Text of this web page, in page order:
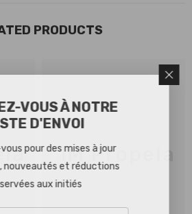
PRODUCTS
HM Propela
VOUS À NOTRE
D'ENVOI
pour des mises à jour
nouveautés et réductions
aux initiés